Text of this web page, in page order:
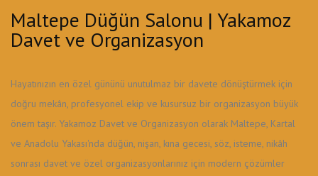
Maltepe Düğün Salonu | Yakamoz
Davet ve Organizasyon
Hayatınızın en özel gününü unutulmaz bir davete dönüştürmek için
doğru mekân, profesyonel ekip ve kusursuz bir organizasyon büyük
önem taşır. Yakamoz Davet ve Organizasyon olarak Maltepe, Kartal
ve Anadolu Yakası'nda düğün, nişan, kına gecesi, söz, isteme, nikâh
sonrası davet ve özel organizasyonlarınız için modern çözümler